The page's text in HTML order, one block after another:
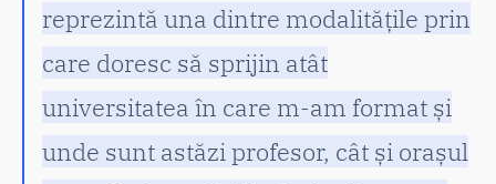
reprezintă una dintre modalitățile prin
care doresc să sprijin atât
universitatea în care m-am format și
unde sunt astăzi profesor, cât și orașul